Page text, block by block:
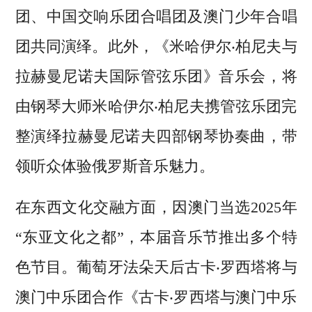
团、中国交响乐团合唱团及澳门少年合唱
团共同演绎。此外，《米哈伊尔‧柏尼夫与
拉赫曼尼诺夫国际管弦乐团》音乐会，将
由钢琴大师米哈伊尔‧柏尼夫携管弦乐团完
整演绎拉赫曼尼诺夫四部钢琴协奏曲，带
领听众体验俄罗斯音乐魅力。
在东西文化交融方面，因澳门当选2025年
“东亚文化之都”，本届音乐节推出多个特
色节目。葡萄牙法朵天后古卡‧罗西塔将与
澳门中乐团合作《古卡‧罗西塔与澳门中乐